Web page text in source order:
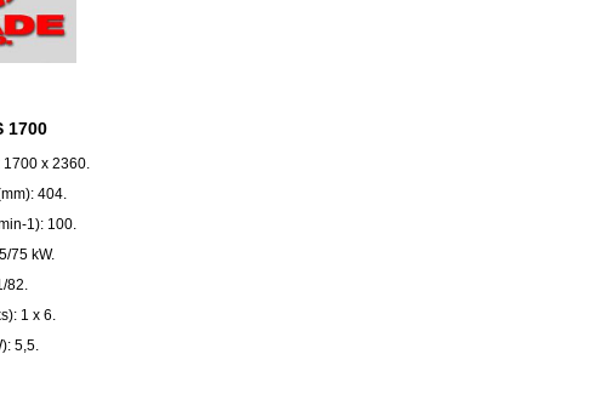
1700
1700 x 2360.
404.
1): 100.
75 kW.
82.
1 x 6.
5,5.